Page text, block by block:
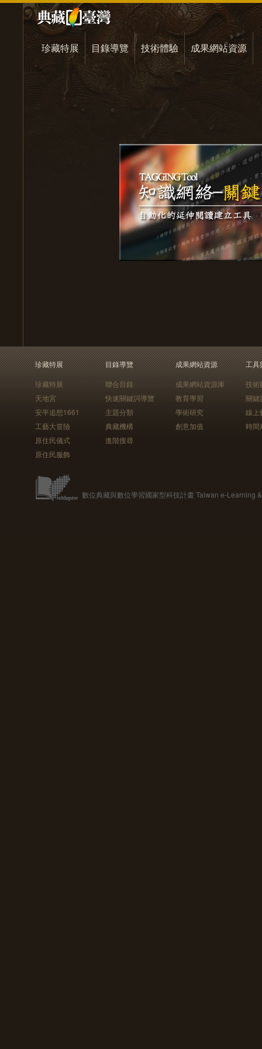
珍藏特展 目錄導覽 技術體驗 成果網站資源
珍藏特展
珍藏特展
天地宮
安平追想1661
工藝大冒險
原住民儀式
原住民服飾
目錄導覽
聯合目錄
快速關鍵詞導覽
主題分類
典藏機構
進階搜尋
成果網站資源
成果網站資源庫
教育學習
學術研究
創意加值
工具
技術
關鍵
線上
時間
數位典藏與數位學習國家型科技計畫 Taiwan e-Learning